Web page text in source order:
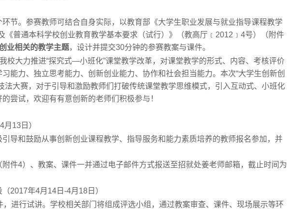
节。参赛教师可结合自身实际，以教育部《大学生职业发展与就业指导课程教学
《普通本科学校创业教育教学基本要求（试行）》（教高厅﹝2012﹞4号）（附件
业相关的教学主题，设计并提交30分钟的参赛教案与课件。
校大力推进“探究式—小班化”课堂教学改革，对课堂教学的形式、内容、考核评价
能力、独立思考能力、创新创业能力、协作和社会担当能力。本次“大学生创新创
法大赛，对于引导和激励教师们打破传统课堂教学思维模式，引入互动式、小班化
尝试，欢迎有有意创新的老师们积极参与！
13日）
导和鼓励从事创新创业课程教学、指导服务和能力素质培养的教师报名参加，并
件4）、教案、课件一并通过电子邮件方式报送至招就处姜老师邮箱，截止时间为
2017年4月14日-4月18日）
进行试讲。学校相关部门将组成评选小组，通过教案审查、课件、现场展示等环